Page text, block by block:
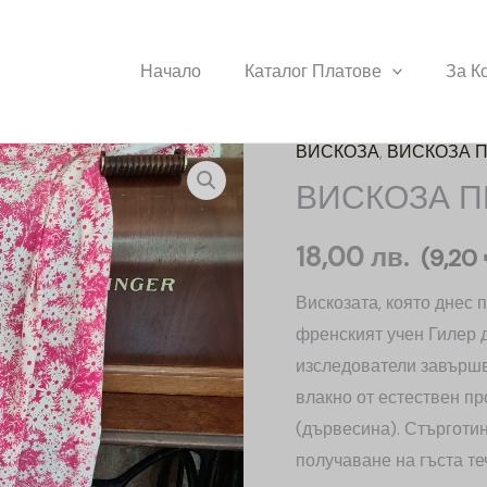
Начало Каталог Платове За
ВИСКОЗА, ВИСКОЗА
ВИСКОЗА
18,00лв. (9,20
Вискозата, която днес
френският учен
изследователи
влакно от естествен
(дървесина).
получаване на гъста
количество
за
ПРИНТ